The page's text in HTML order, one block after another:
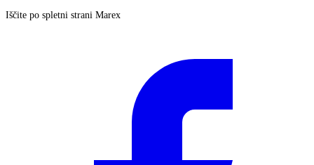
Iščite po spletni strani Marex